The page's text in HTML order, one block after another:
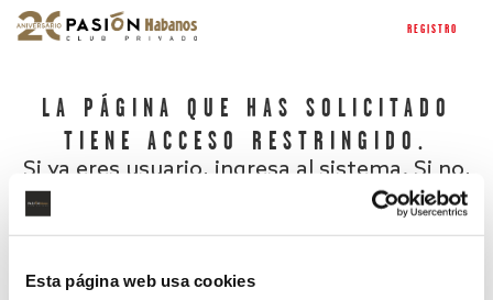
Esta página web usa cookies
REGISTRO
LA PÁGINA QUE HAS SOLICITADO
TIENE ACCESO RESTRINGIDO.
Si ya eres usuario, ingresa al sistema. Si no,